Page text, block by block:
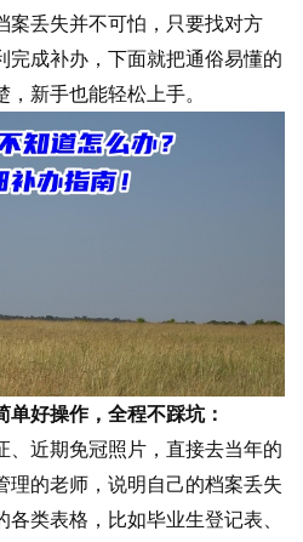
案丢失并不可怕，只要找对方
完成补办，下面就把通俗易懂的
新手也能轻松上手。
单好操作，全程不踩坑：
、近期免冠照片，直接去当年的
理的老师，说明自己的档案丢失
类表格，比如毕业生登记表、